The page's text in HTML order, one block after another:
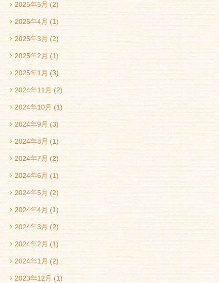
2025年5月 (2)
2025年4月 (1)
2025年3月 (2)
2025年2月 (1)
2025年1月 (3)
2024年11月 (2)
2024年10月 (1)
2024年9月 (3)
2024年8月 (1)
2024年7月 (2)
2024年6月 (1)
2024年5月 (2)
2024年4月 (1)
2024年3月 (2)
2024年2月 (1)
2024年1月 (2)
2023年12月 (1)